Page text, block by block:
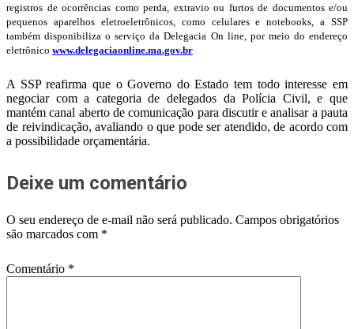
registros de ocorrências como perda, extravio ou furtos de documentos e/ou
pequenos aparelhos eletroeletrônicos, como celulares e notebooks, a SSP
também disponibiliza o serviço da Delegacia On line, por meio do endereço
eletrônico www.delegaciaonline.ma.gov.br
A SSP reafirma que o Governo do Estado tem todo interesse em
negociar com a categoria de delegados da Polícia Civil, e que
mantém canal aberto de comunicação para discutir e analisar a pauta
de reivindicação, avaliando o que pode ser atendido, de acordo com
a possibilidade orçamentária.
Deixe um comentário
O seu endereço de e-mail não será publicado. Campos obrigatórios
são marcados com *
Comentário *